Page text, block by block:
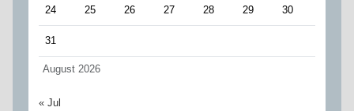
August 2026
24 25 26 27 28 29 30
31
« Jul